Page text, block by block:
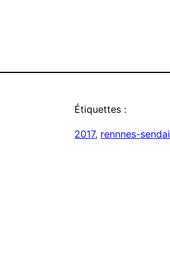
Étiquettes :
2017, rennnes-sendai